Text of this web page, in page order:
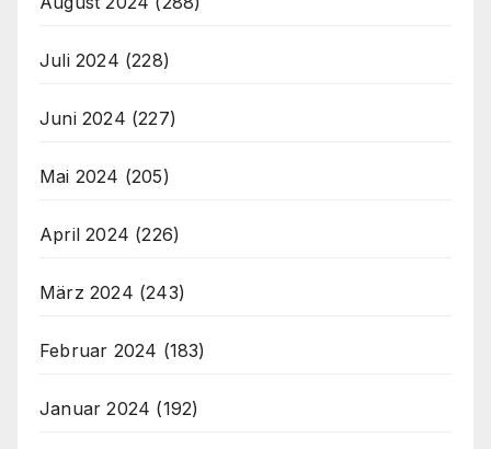
Juli 2024 (228)
Juni 2024 (227)
Mai 2024 (205)
April 2024 (226)
März 2024 (243)
Februar 2024 (183)
Januar 2024 (192)